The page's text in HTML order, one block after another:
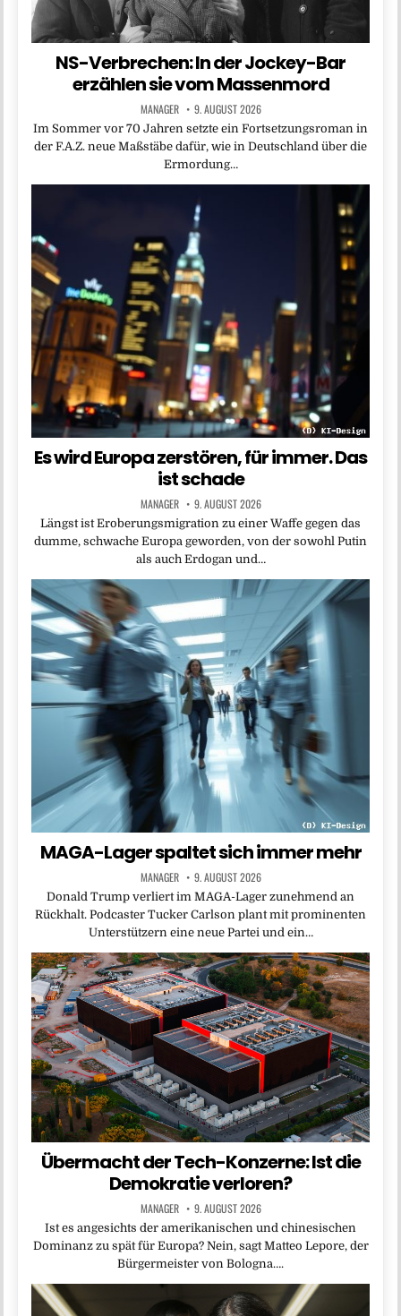
NS-Verbrechen: In der Jockey-Bar
erzählen sie vom Massenmord
MANAGER 9. AUGUST 2026
Im Sommer vor 70 Jahren setzte ein Fortsetzungsroman in
der F.A.Z. neue Maßstäbe dafür, wie in Deutschland über die
Ermordung…
Es wird Europa zerstören, für immer. Das
ist schade
MANAGER 9. AUGUST 2026
Längst ist Eroberungsmigration zu einer Waffe gegen das
dumme, schwache Europa geworden, von der sowohl Putin
als auch Erdogan und…
MAGA-Lager spaltet sich immer mehr
MANAGER 9. AUGUST 2026
Donald Trump verliert im MAGA-Lager zunehmend an
Rückhalt. Podcaster Tucker Carlson plant mit prominenten
Unterstützern eine neue Partei und ein…
Übermacht der Tech-Konzerne: Ist die
Demokratie verloren?
MANAGER 9. AUGUST 2026
Ist es angesichts der amerikanischen und chinesischen
Dominanz zu spät für Europa? Nein, sagt Matteo Lepore, der
Bürgermeister von Bologna….